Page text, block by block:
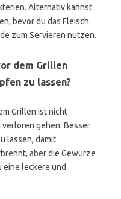
Alternativ kannst
bevor du das Fleisch
zum Servieren nutzen.
dem Grillen
zu lassen?
Grillen ist nicht
gehen. Besser
lassen, damit
aber die Gewürze
eine leckere und